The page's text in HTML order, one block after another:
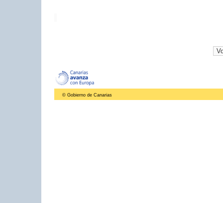
© Gobierno de Canarias